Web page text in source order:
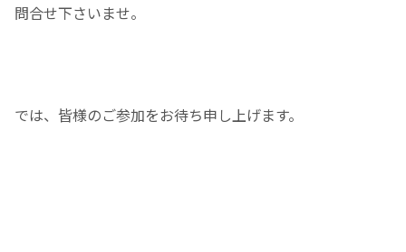
問合せ下さいませ。
では、皆様のご参加をお待ち申し上げます。